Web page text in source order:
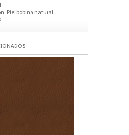
Piel bobina natural